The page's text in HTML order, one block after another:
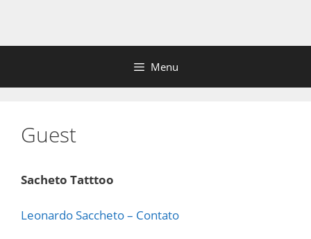
Menu
Guest
Sacheto Tatttoo
Leonardo Saccheto – Contato